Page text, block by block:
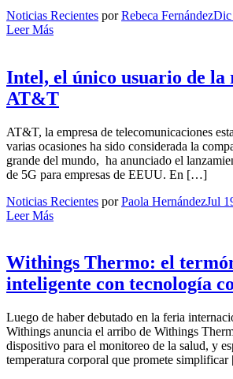
Noticias Recientes porRebeca FernándezDic
Leer Más
Intel, el único usuario de la
AT&T
AT&T, la empresa de telecomunicaciones
varias ocasiones ha sido considerada la
grande del mundo, ha anunciado el
de 5G para empresas de EEUU. En […]
Noticias Recientes porPaola HernándezJul
Leer Más
Withings Thermo: el
inteligente con tecnología
Luego de haber debutado en la feria
Withings anuncia el arribo de Withings
dispositivo para el monitoreo de la salud, y
temperatura corporal que promete